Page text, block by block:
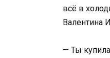
всё в
Валентина
— Ты